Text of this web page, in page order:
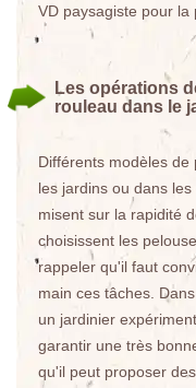
VD paysagiste pour la
Les opérations
rouleau dans le
Différents modèles
les jardins ou dans
misent sur la rapidité
choisissent les
rappeler qu'il faut
main ces tâches.
un jardinier
garantir une très
qu'il peut proposer